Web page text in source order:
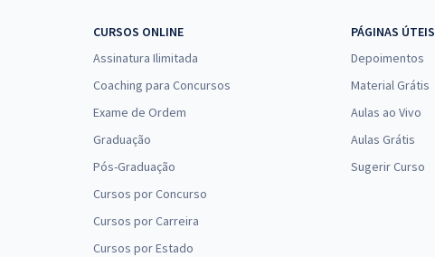
CURSOS ONLINE
Assinatura Ilimitada
Coaching para Concursos
Exame de Ordem
Graduação
Pós-Graduação
Cursos por Concurso
Cursos por Carreira
Cursos por Estado
PÁGINAS ÚTEIS
Depoimentos
Material Grátis
Aulas ao Vivo
Aulas Grátis
Sugerir Curso